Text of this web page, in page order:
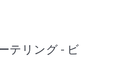
テリング - ビ